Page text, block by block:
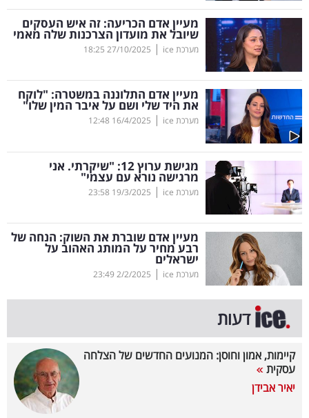
דעות
רכילות
עסקית
קריפטו
ויראלי
טלוויזיה
עסקי
ספורט
קריירה
ולימודים
מינויים
רייטינג
רכב
בריאות
מעיין אדם הכריעה: זה איש העסקים
שיובל את מועדון הצרכנות שלה מאמי
מערכת ice |
27/10/2025
18:25
מעיין אדם התלוננה במשטרה: "לוקח
את היד שלי ושם על איבר המין שלו"
מערכת ice |
16/4/2025
12:48
מגישת ערוץ 12: "שיקרתי. אני
מרגישה נורא עם עצמי"
מערכת ice |
19/3/2025
23:58
מעיין אדם שוברת את השוק: הנחה של
רבע מחיר על המותג האהוב על
ישראלים
מערכת ice |
2/2/2025
23:49
דעות
קיימות, אמון וחוסן: המנועים החדשים של הצלחה
עסקית
יאיר אבידן